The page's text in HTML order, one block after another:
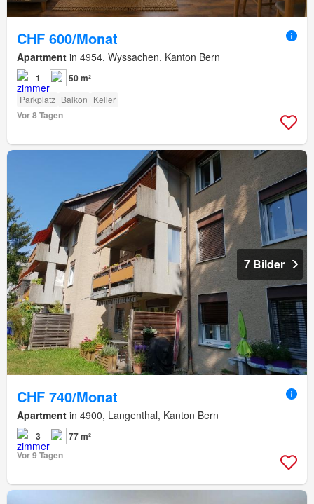
CHF 600/Monat
Apartment in 4954, Wyssachen, Kanton Bern
1 50 m²
Parkplatz Balkon Keller
Vor 8 Tagen
7 Bilder
CHF 740/Monat
Apartment in 4900, Langenthal, Kanton Bern
3
77 m²
Vor 9 Tagen